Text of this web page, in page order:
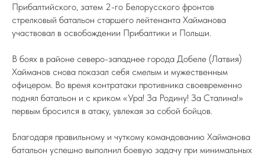
Прибалтийского, затем 2-го Белорусского фронтов
стрелковый батальон старшего лейтенанта Хайманова
участвовал в освобождении Прибалтики и Польши.
В боях в районе северо-западнее города Добеле (Латвия)
Хайманов снова показал себя смелым и мужественным
офицером. Во время контратаки противника своевременно
поднял батальон и с криком «Ура! За Родину! За Сталина!»
первым бросился в атаку, увлекая за собой бойцов.
Благодаря правильному и чуткому командованию Хайманова
батальон успешно выполнил боевую задачу при минимальных